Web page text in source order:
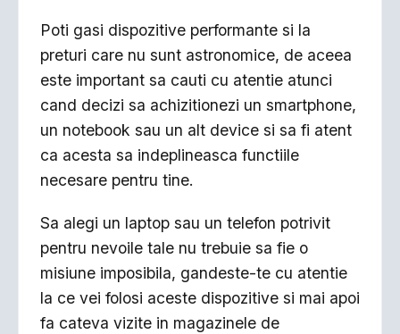
Poti gasi dispozitive performante si la
preturi care nu sunt astronomice, de aceea
este important sa cauti cu atentie atunci
cand decizi sa achizitionezi un smartphone,
un notebook sau un alt device si sa fi atent
ca acesta sa indeplineasca functiile
necesare pentru tine.
Sa alegi un laptop sau un telefon potrivit
pentru nevoile tale nu trebuie sa fie o
misiune imposibila, gandeste-te cu atentie
la ce vei folosi aceste dispozitive si mai apoi
fa cateva vizite in magazinele de